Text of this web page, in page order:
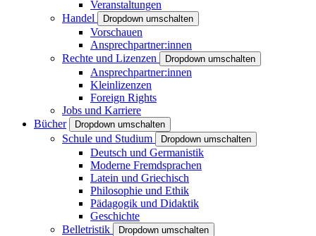
Veranstaltungen
Handel
Dropdown umschalten
Vorschauen
Ansprechpartner:innen
Rechte und Lizenzen
Dropdown umschalten
Ansprechpartner:innen
Kleinlizenzen
Foreign Rights
Jobs und Karriere
Bücher
Dropdown umschalten
Schule und Studium Dropdown umschalten
Deutsch und Germanistik
Moderne Fremdsprachen
Latein und Griechisch
Philosophie und Ethik
Pädagogik und Didaktik
Geschichte
Belletristik
Dropdown umschalten